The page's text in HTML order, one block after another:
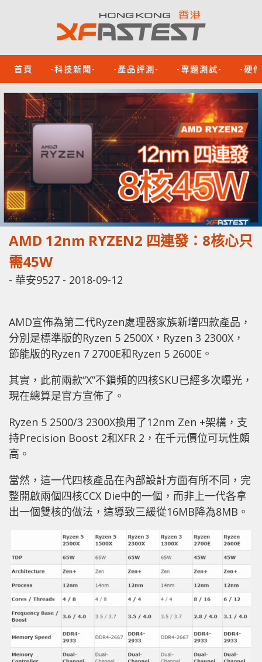
首頁 -科技新聞- -產品評測- -專題測試- -硬
AMD 12nm RYZEN2 四連發：8核心只
需45W
- 華安9527 - 2018-09-12
AMD宣佈為第二代Ryzen處理器家族新增四款產品，
分別是標準版的Ryzen 5 2500X，Ryzen 3 2300X，
節能版的Ryzen 7 2700E和Ryzen 5 2600E。
其實，此前兩款“X”不鎖頻的四核SKU已經多次曝光，
現在總算是官方宣佈了。
Ryzen 5 2500/3 2300X換用了12nm Zen +架構，支
持Precision Boost 2和XFR 2，在千元價位可玩性頗
高。
當然，這一代四核產品在內部設計方面有所不同，完
整開啟兩個四核CCX Die中的一個，而非上一代各拿
出一個雙核的做法，這導致三緩從16MB降為8MB。